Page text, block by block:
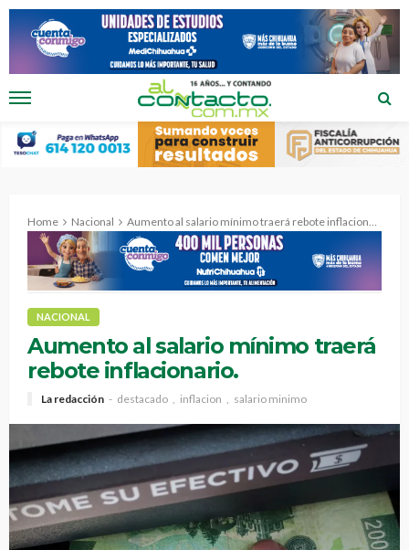
Home Nacional Aumento al salario mínimo traerá rebote inflacionario.
NACIONAL
Aumento al salario mínimo traerá
rebote inflacionario.
La redacción destacado inflacion salario minimo